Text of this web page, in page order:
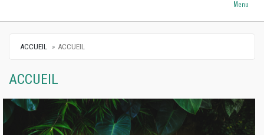
Menu
ACCUEIL ACCUEIL
ACCUEIL